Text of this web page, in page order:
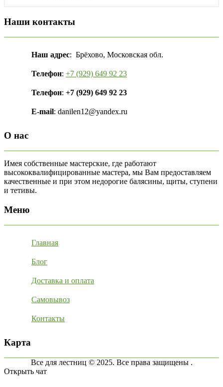
Наши контакты
Наш адрес: Брёхово, Московская обл.
Телефон: +7 (929) 649 92 23
Телефон: +7 (929) 649 92 23
E-mail: danilen12@yandex.ru
О нас
Имея собственные мастерские, где работают
высококвалифицированные мастера, мы Вам предоставляем
качественные и при этом недорогие балясины, щиты, ступени
и тетивы.
Меню
Главная
Блог
Доставка и оплата
Самовывоз
Контакты
Карта
Все для лестниц © 2025. Все права защищены .
Открыть чат